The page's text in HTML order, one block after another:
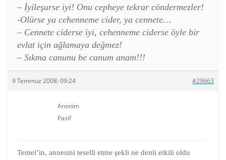
– İyileşurse iyi! Onu cepheye tekrar cöndermezler!
-Olürse ya cehenneme cider, ya cennete…
– Cennete ciderse iyi, cehenneme ciderse öyle bir
evlat için ağlamaya değmez!
– Sıkma canunu be canum anam!!!
9 Temmuz 2008: 09:24 #29663
Anonim
Pasif
Temel’in, annesini teselli etme şekli ne denli etkili oldu